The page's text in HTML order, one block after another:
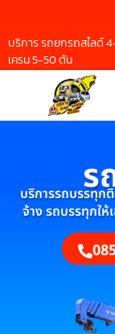
บริการ รถยกรถสไลด์
เครน 5-50 ตัน
ร
บริการรถบรรทุกติ
จ้าง รถบรรทุกให้